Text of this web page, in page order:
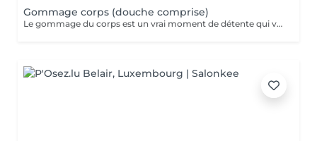
Gommage corps (douche comprise)
Le gommage du corps est un vrai moment de détente qui va permettre à la peau de se débarrasser de ses inégalités et de retrouver une peau toute douce. Ce soin est parfait juste avant d'aller au soleil pour permettre à la peau de mieux bronzer.